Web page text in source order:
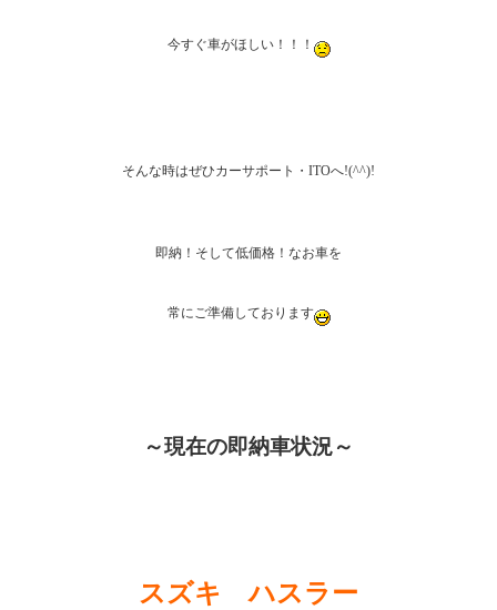
今すぐ車がほしい！！！
そんな時はぜひカーサポート・ITOへ!(^^)!
即納！そして低価格！なお車を
常にご準備しております
～現在の即納車状況～
スズキ ハスラー